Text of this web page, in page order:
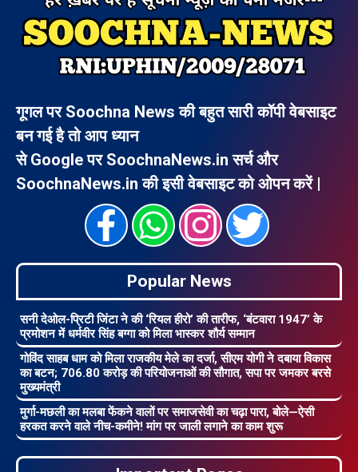
गूगल पर Soochna News की बहुत सारी कॉपी वेबसाइट
बन गई है तो आप ध्यान
से Google पर SoochnaNews.in सर्च और
SoochnaNews.in की इसी वेबसाइट को ओपन करें |
Popular News
सनी देओल-प्रिटी जिंटा ने की ‘रियल हीरो’ की तारीफ, ‘बंटवारा 1947’ के
प्रमोशन में धर्मवीर सिंह बग्गा को मिला भास्कर शौर्य सम्मान
गोविंद साहब धाम को मिला राजकीय मेले का दर्जा, सीएम योगी ने दबाया विकास
का बटन; 706.80 करोड़ की परियोजनाओं की सौगात, सपा पर जमकर बरसे
मुख्यमंत्री
मुर्गा-मछली का मलबा फेंकने वालों पर समाजसेवी का चढ़ा पारा, बोले—ऐसी
हरकत करने वाले नीच-कमीने! मांग पर जाली लगाने का काम शुरू